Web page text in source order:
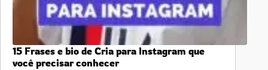
15 Frases e bio de Cria para Instagram que
você precisar conhecer